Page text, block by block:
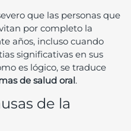
que las personas que
por completo la
años, incluso cuando
significativas en sus
es lógico, se traduce
de salud oral.
de la